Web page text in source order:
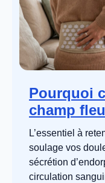
Pourquoi
champ
L’essentiel à
soulage vos
sécrétion
circulation